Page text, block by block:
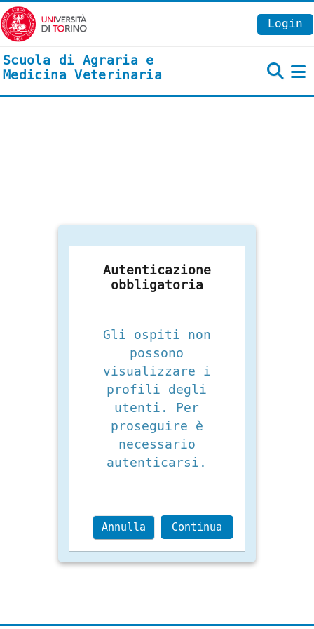
Vai al contenuto principale
Login
Scuola di Agraria e
Medicina Veterinaria
Autenticazione
obbligatoria
Gli ospiti non
possono
visualizzare i
profili degli
utenti. Per
proseguire è
necessario
autenticarsi.
Annulla Continua